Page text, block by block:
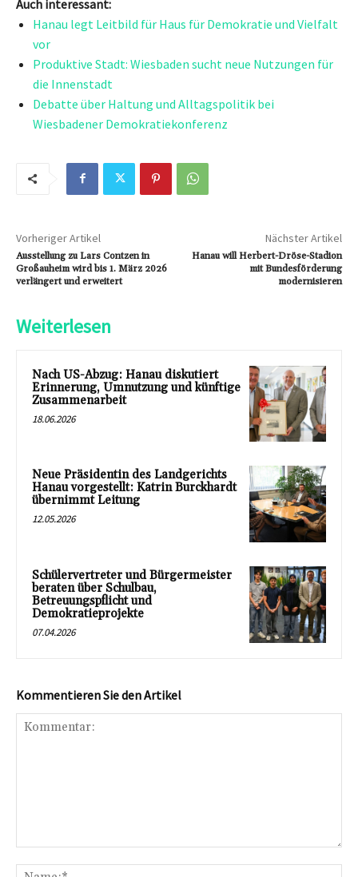
Auch interessant:
Hanau legt Leitbild für Haus für Demokratie und Vielfalt
vor
Produktive Stadt: Wiesbaden sucht neue Nutzungen für
die Innenstadt
Debatte über Haltung und Alltagspolitik bei
Wiesbadener Demokratiekonferenz
Vorheriger Artikel
Ausstellung zu Lars Contzen in
Großauheim wird bis 1. März 2026
verlängert und erweitert
Nächster Artikel
Hanau will Herbert-Dröse-Stadion
mit Bundesförderung
modernisieren
Weiterlesen
Nach US-Abzug: Hanau diskutiert
Erinnerung, Umnutzung und künftige
Zusammenarbeit
18.06.2026
Neue Präsidentin des Landgerichts
Hanau vorgestellt: Katrin Burckhardt
übernimmt Leitung
12.05.2026
Schülervertreter und Bürgermeister
beraten über Schulbau,
Betreuungspflicht und
Demokratieprojekte
07.04.2026
Kommentieren Sie den Artikel